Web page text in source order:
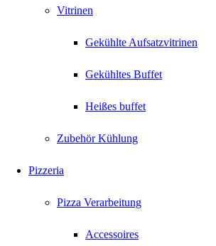
Vitrinen
Gekühlte Aufsatzvitrinen
Gekühltes Buffet
Heißes buffet
Zubehör Kühlung
Pizzeria
Pizza Verarbeitung
Accessoires